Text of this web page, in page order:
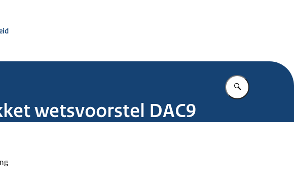
Vul in wat u
wetsvoorstel DAC9